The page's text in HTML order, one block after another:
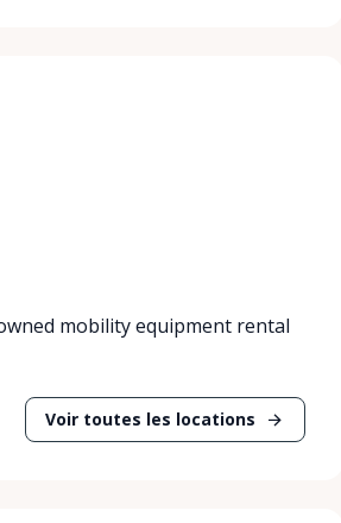
mobility equipment rental
Voir toutes les locations